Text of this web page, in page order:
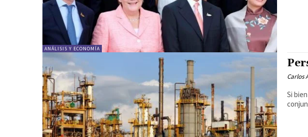
ANÁLISIS Y ECONOMÍA
Carlos
Si